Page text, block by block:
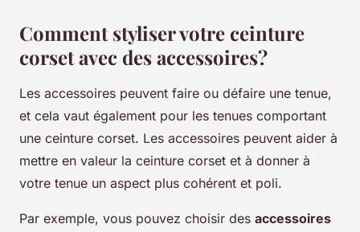
Comment styliser votre ceinture
corset avec des accessoires?
Les accessoires peuvent faire ou défaire une tenue,
et cela vaut également pour les tenues comportant
une ceinture corset. Les accessoires peuvent aider à
mettre en valeur la ceinture corset et à donner à
votre tenue un aspect plus cohérent et poli.
Par exemple, vous pouvez choisir des accessoires